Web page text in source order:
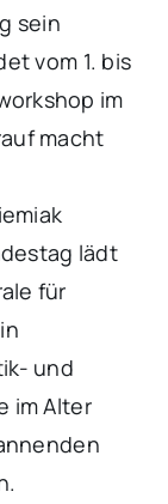
sein
vom 1. bis
im
macht
lädt
für
und
im Alter